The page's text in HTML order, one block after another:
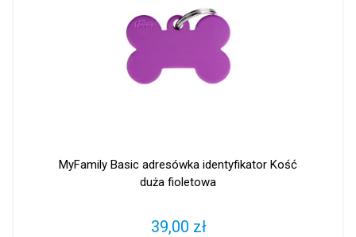
MyFamily Basic adresówka identyfikator Kość
duża fioletowa
39,00 zł